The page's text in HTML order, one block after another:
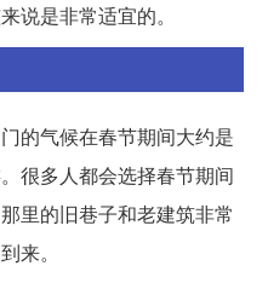
说是非常适宜的。
的气候在春节期间大约是
很多人都会选择春节期间
里的旧巷子和老建筑非常
来。